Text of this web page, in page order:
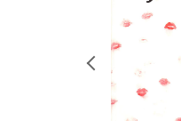
RETRACE